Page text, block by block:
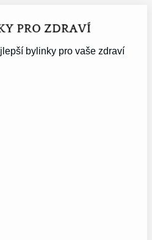
bylinky pro vaše zdraví